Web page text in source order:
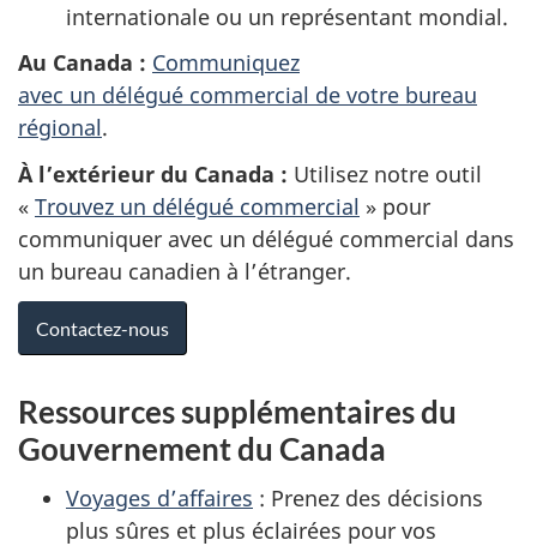
internationale ou un représentant mondial.
Au Canada : Communiquez
avec un délégué commercial de votre bureau
régional.
À l’extérieur du Canada : Utilisez notre outil
« Trouvez un délégué commercial » pour
communiquer avec un délégué commercial dans
un bureau canadien à l’étranger.
Contactez-nous
Ressources supplémentaires du
Gouvernement du Canada
Voyages d’affaires : Prenez des décisions
plus sûres et plus éclairées pour vos